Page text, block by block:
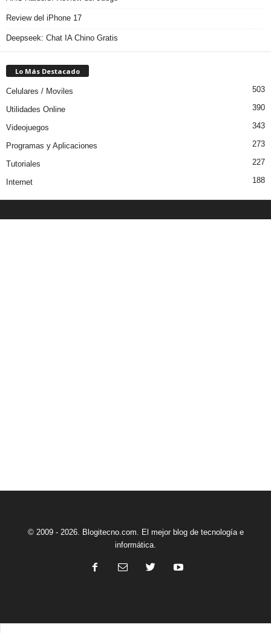
Review del iPhone 17
Deepseek: Chat IA Chino Gratis
Lo Más Destacado
Celulares / Moviles 503
Utilidades Online 390
Videojuegos 343
Programas y Aplicaciones 273
Tutoriales 227
Internet 188
© 2009 - 2026. Blogitecno.com. El mejor blog de tecnología e
informática.